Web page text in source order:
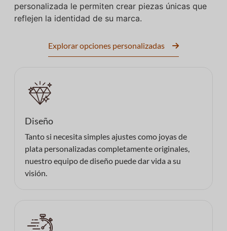
personalizada le permiten crear piezas únicas que
reflejen la identidad de su marca.
Explorar opciones personalizadas
Diseño
Tanto si necesita simples ajustes como joyas de
plata personalizadas completamente originales,
nuestro equipo de diseño puede dar vida a su
visión.